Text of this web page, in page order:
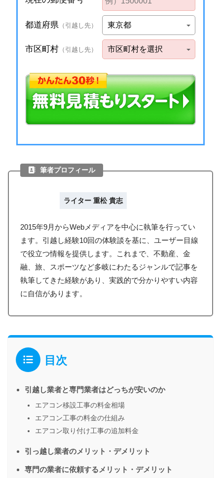
筆者プロフィール
ライター 重松 貴志
2015年9月からWebメディアを中心に執筆を行ってい
ます。引越し経験10回の体験談を基に、ユーザー目線
で役立つ情報を提供します。これまで、不動産、金
融、旅、スポーツなど多岐にわたるジャンルで記事を
執筆してきた経験があり、実践的で分かりやすい内容
に自信があります。
目次
引越し業者と専門業者はどっちが安いのか
エアコン移設工事の料金相場
エアコン工事の料金の仕組み
エアコン取り付け工事の追加料金
引っ越し業者のメリット・デメリット
専門の業者に依頼するメリット・デメリット